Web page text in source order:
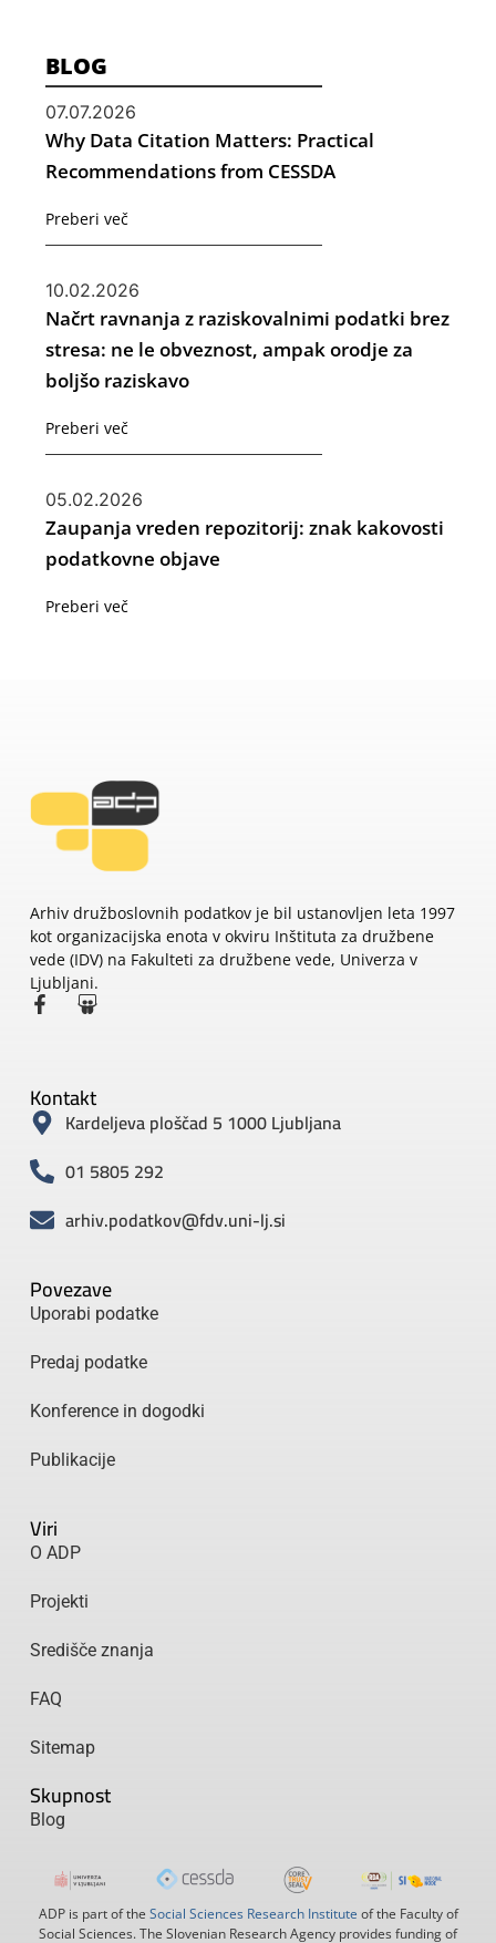
BLOG
07.07.2026
Why Data Citation Matters: Practical
Recommendations from CESSDA
Preberi več
10.02.2026
Načrt ravnanja z raziskovalnimi podatki brez
stresa: ne le obveznost, ampak orodje za
boljšo raziskavo
Preberi več
05.02.2026
Zaupanja vreden repozitorij: znak kakovosti
podatkovne objave
Preberi več
Arhiv družboslovnih podatkov je bil ustanovljen leta 1997
kot organizacijska enota v okviru Inštituta za družbene
vede (IDV) na Fakulteti za družbene vede, Univerza v
Ljubljani.
Povezave
Uporabi podatke
Predaj podatke
Konference in dogodki
Publikacije
Viri
O ADP
Projekti
Središče znanja
FAQ
Sitemap
Skupnost
Blog
Kontakt
Kardeljeva ploščad 5 1000 Ljubljana
01 5805 292
arhiv.podatkov@fdv.uni-lj.si
ADP is part of the Social Sciences Research Institute of the Faculty of
Social Sciences. The Slovenian Research Agency provides funding of